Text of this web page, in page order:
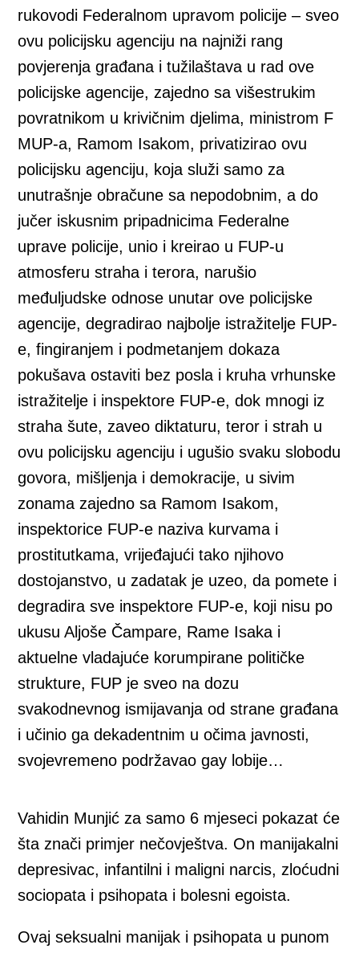
rukovodi Federalnom upravom policije – sveo
ovu policijsku agenciju na najniži rang
povjerenja građana i tužilaštava u rad ove
policijske agencije, zajedno sa višestrukim
povratnikom u krivičnim djelima, ministrom F
MUP-a, Ramom Isakom, privatizirao ovu
policijsku agenciju, koja služi samo za
unutrašnje obračune sa nepodobnim, a do
jučer iskusnim pripadnicima Federalne
uprave policije, unio i kreirao u FUP-u
atmosferu straha i terora, narušio
međuljudske odnose unutar ove policijske
agencije, degradirao najbolje istražitelje FUP-
e, fingiranjem i podmetanjem dokaza
pokušava ostaviti bez posla i kruha vrhunske
istražitelje i inspektore FUP-e, dok mnogi iz
straha šute, zaveo diktaturu, teror i strah u
ovu policijsku agenciju i ugušio svaku slobodu
govora, mišljenja i demokracije, u sivim
zonama zajedno sa Ramom Isakom,
inspektorice FUP-e naziva kurvama i
prostitutkama, vrijeđajući tako njihovo
dostojanstvo, u zadatak je uzeo, da pomete i
degradira sve inspektore FUP-e, koji nisu po
ukusu Aljoše Čampare, Rame Isaka i
aktuelne vladajuće korumpirane političke
strukture, FUP je sveo na dozu
svakodnevnog ismijavanja od strane građana
i učinio ga dekadentnim u očima javnosti,
svojevremeno podržavao gay lobije…
Vahidin Munjić za samo 6 mjeseci pokazat će
šta znači primjer nečovještva. On manijakalni
depresivac, infantilni i maligni narcis, zloćudni
sociopata i psihopata i bolesni egoista.
Ovaj seksualni manijak i psihopata u punom